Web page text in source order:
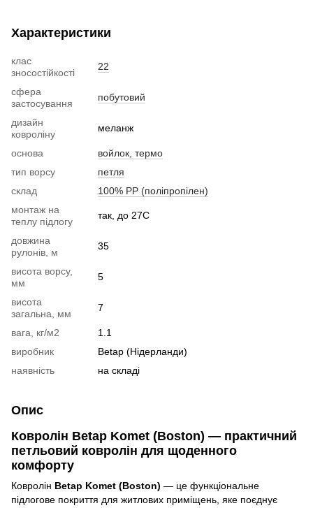
Характеристики
клас
зносостійкості
22
сфера
застосування
побутовий
дизайн
ковроліну
меланж
основа
войлок, термо
тип ворсу
петля
склад
100% РР (поліпропілен)
монтаж на
теплу підлогу
так, до 27С
довжина
рулонів, м
35
висота ворсу,
мм
5
висота
загальна, мм
7
вага, кг/м2
1.1
виробник
Betap (Нідерланди)
наявність
на складі
Опис
Ковролін Betap Komet (Boston) — практичний
петльовий ковролін для щоденного
комфорту
Ковролін Betap Komet (Boston) — це функціональне
підлогове покриття для житлових приміщень, яке поєднує